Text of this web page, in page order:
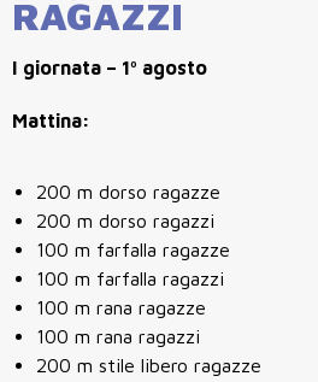
RAGAZZI
I giornata – 1º agosto
Mattina:
200 m dorso ragazze
200 m dorso ragazzi
100 m farfalla ragazze
100 m farfalla ragazzi
100 m rana ragazze
100 m rana ragazzi
200 m stile libero ragazze